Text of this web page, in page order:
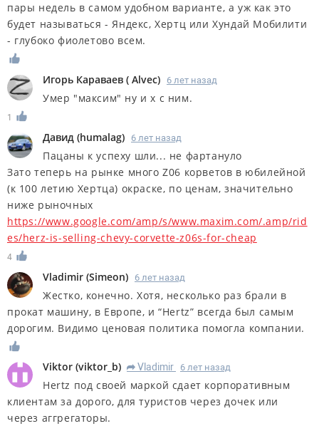
пары недель в самом удобном варианте, а уж как это
будет называться - Яндекс, Хертц или Хундай Мобилити
- глубоко фиолетово всем.
Игорь Караваев ( Alvec) 6 лет назад
Умер "максим" ну и х с ним.
1
Дaвид (humalag) 6 лет назад
Пацаны к успеху шли... не фартануло
Зато теперь на рынке много Z06 корветов в юбилейной
(к 100 летию Хертца) окраске, по ценам, значительно
ниже рыночных
https://www.google.com/amp/s/www.maxim.com/.amp/rid
es/herz-is-selling-chevy-corvette-z06s-for-cheap
4
Vladimir (Simeon) 6 лет назад
Жестко, конечно. Хотя, несколько раз брали в
прокат машину, в Европе, и “Hertz” всегда был самым
дорогим. Видимо ценовая политика помогла компании.
Viktor (viktor_b) R Vladimir 6 лет назад
Hertz под своей маркой сдает корпоративным
клиентам за дорого, для туристов через дочек или
через аггрегаторы.